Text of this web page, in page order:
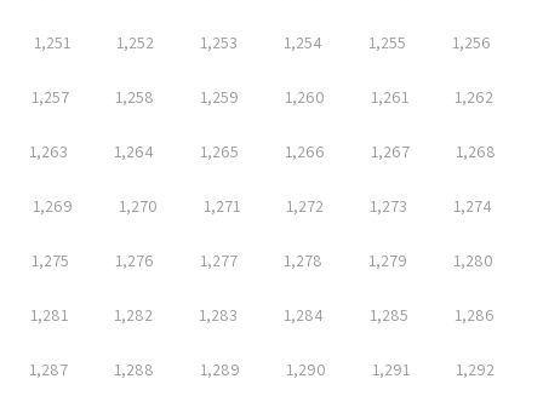
1,251 1,252 1,253 1,254 1,255 1,256
1,257 1,258 1,259 1,260 1,261 1,262
1,263 1,264 1,265 1,266 1,267 1,268
1,269 1,270 1,271 1,272 1,273 1,274
1,275 1,276 1,277 1,278 1,279 1,280
1,281 1,282 1,283 1,284 1,285 1,286
1,287 1,288 1,289 1,290 1,291 1,292